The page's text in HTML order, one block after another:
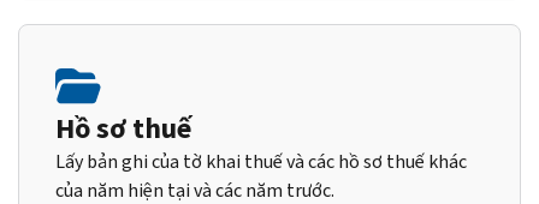
Hồ sơ thuế
Lấy bản ghi của tờ khai thuế và các hồ sơ thuế khác
của năm hiện tại và các năm trước.